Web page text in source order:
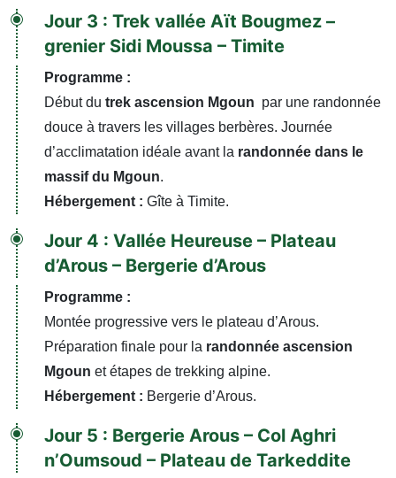
Jour 3 : Trek vallée Aït Bougmez –
grenier Sidi Moussa – Timite
Programme :
Début du trek ascension Mgoun par une randonnée
douce à travers les villages berbères. Journée
d’acclimatation idéale avant la randonnée dans le
massif du Mgoun.
Hébergement : Gîte à Timite.
Jour 4 : Vallée Heureuse – Plateau
d’Arous – Bergerie d’Arous
Programme :
Montée progressive vers le plateau d’Arous.
Préparation finale pour la randonnée ascension
Mgoun et étapes de trekking alpine.
Hébergement : Bergerie d’Arous.
Jour 5 : Bergerie Arous – Col Aghri
n’Oumsoud – Plateau de Tarkeddite